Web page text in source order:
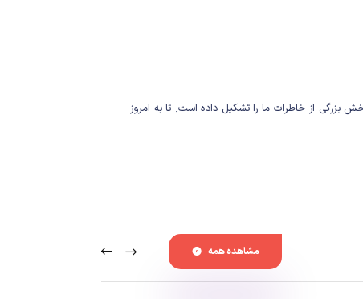
از خاطرات ما را تشکیل داده است. تا به امروز
مشاهده همه